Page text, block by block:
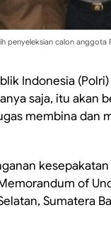
penyeleksian calon anggota
Indonesia
saja, itu akan
membina dan
kesepakatan
of
Sumatera